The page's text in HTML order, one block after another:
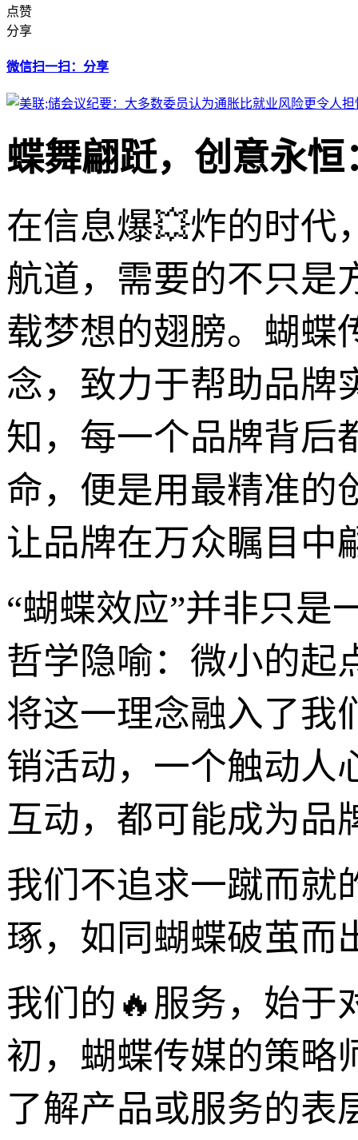
点赞
分享
微信扫一扫：分享
蝶舞翩跹，创意永
在信息爆💥炸的时代
航道，需要的不只是
载梦想的翅膀。蝴蝶
念，致力于帮助品牌
知，每一个品牌背后
命，便是用最精准的
让品牌在万众瞩目中
“蝴蝶效应”并非只是
哲学隐喻：微小的起
将这一理念融入了我
销活动，一个触动人
互动，都可能成为品
我们不追求一蹴而就
琢，如同蝴蝶破茧而
我们的🔥服务，始于
初，蝴蝶传媒的策略
了解产品或服务的表